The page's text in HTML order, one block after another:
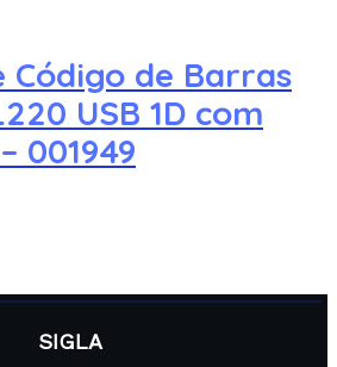
Código de Barras
USB 1D com
001949
SIGLA